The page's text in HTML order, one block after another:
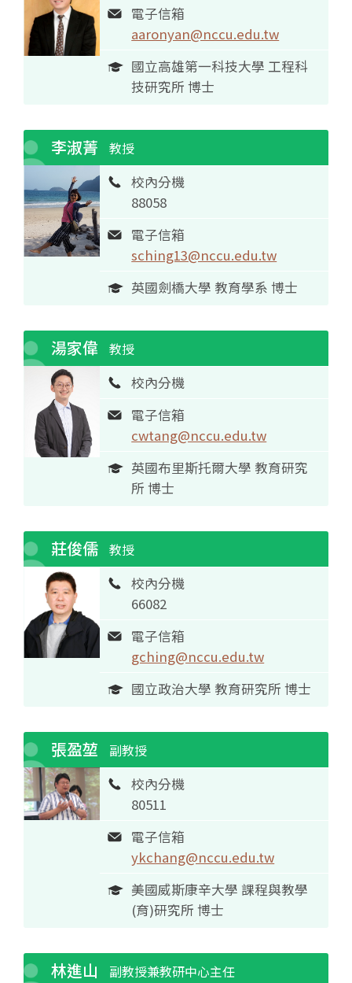
電子信箱
aaronyan@nccu.edu.tw
國立高雄第一科技大學 工程科
技研究所 博士
李淑菁 教授
校內分機
88058
電子信箱
sching13@nccu.edu.tw
英國劍橋大學 教育學系 博士
湯家偉 教授
校內分機
電子信箱
cwtang@nccu.edu.tw
英國布里斯托爾大學 教育研究
所 博士
莊俊儒 教授
校內分機
66082
電子信箱
gching@nccu.edu.tw
國立政治大學 教育研究所 博士
張盈堃 副教授
校內分機
80511
電子信箱
ykchang@nccu.edu.tw
美國威斯康辛大學 課程與教學
(育)研究所 博士
林進山 副教授兼教研中心主任